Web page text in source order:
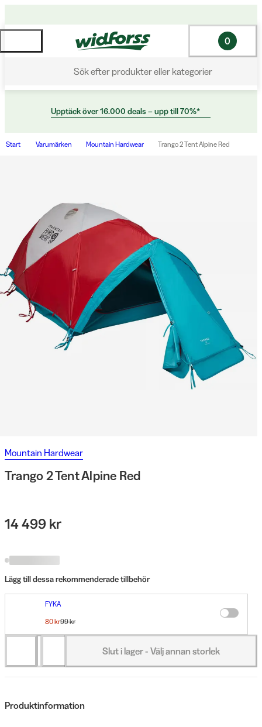
Sök efter produkter eller kategorier
0
Upptäck över 16.000 deals – upp till 70%*
Start Varumärken Mountain Hardwear Trango 2 Tent Alpine Red
Mountain Hardwear
Trango 2 Tent Alpine Red
14 499 kr
Lägg till dessa rekommenderade tillbehör
FYKA
Luxa Tältlampa Gul
80 kr99 kr
Slut i lager - Välj annan storlek
Produktinformation